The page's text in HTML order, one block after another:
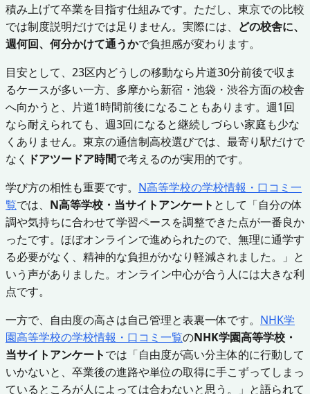
積み上げて卒業を目指す仕組みです。ただし、東京での比較
では制度説明だけでは足りません。実際には、 どの校舎に、
週何回、何分かけて通うかで負担感が変わります。
目安として、23区内どうしの移動なら片道30分前後で収ま
るケースが多い一方、多摩から新宿・池袋・渋谷方面の校舎
へ向かうと、片道1時間前後になることもあります。週1回
なら耐えられても、週3回になると継続しづらい家庭も少な
くありません。東京の通信制高校選びでは、最寄り駅だけで
なく ドアツードア時間で考えるのが実用的です。
学び方の相性も重要です。 N高等学校の学校情報・口コミ一
覧では、 N高等学校・当サイトアンケート として「自分の体
調や気持ちに合わせて学習ペースを調整できた点が一番良か
ったです。ほぼオンラインで進められたので、無理に通学す
る必要がなく、精神的な負担がかなり軽減されました。」と
いう声がありました。オンライン中心が合う人には大きな利
点です。
一方で、自由度の高さは自己管理と表裏一体です。 NHK学
園高等学校の学校情報・口コミ一覧のNHK学園高等学校・
当サイトアンケートでは「自由度が高い分主体的に行動して
いかないと、卒業後の進路や単位の取得に手こずってしまっ
ているところが人によっては合わないと思う。」と語られて